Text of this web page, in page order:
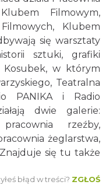
Filmowym,
Klubem
się warsztaty
sztuki, grafiki
Kosubek, w którym
Teatralna
PANIKA i Radio
dwie galerie:
rzeźby,
żeglarstwa,
się tu także
błąd w treści? ZGŁOŚ